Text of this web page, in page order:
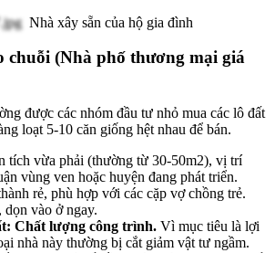
Nhà xây sẵn của hộ gia đình
chuỗi (Nhà phố thương mại giá
được các nhóm đầu tư nhỏ mua các lô đất
loạt 5-10 căn giống hệt nhau để bán.
tích vừa phải (thường từ 30-50m2), vị trí
vùng ven hoặc huyện đang phát triển.
rẻ, phù hợp với các cặp vợ chồng trẻ.
vào ở ngay.
Chất lượng công trình. Vì mục tiêu là lợi
nhà này thường bị cắt giảm vật tư ngầm.